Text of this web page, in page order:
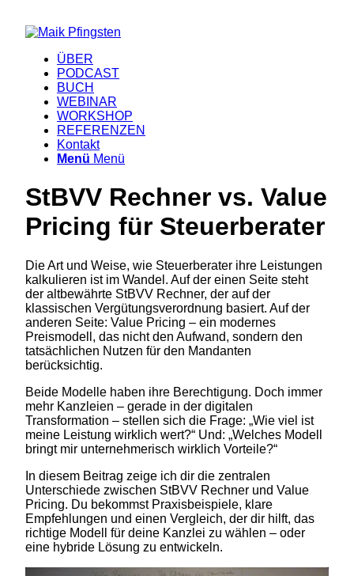
ÜBER
PODCAST
BUCH
WEBINAR
WORKSHOP
REFERENZEN
Kontakt
Menü Menü
StBVV Rechner vs. Value
Pricing für Steuerberater
Die Art und Weise, wie Steuerberater ihre Leistungen
kalkulieren ist im Wandel. Auf der einen Seite steht
der altbewährte StBVV Rechner, der auf der
klassischen Vergütungsverordnung basiert. Auf der
anderen Seite: Value Pricing – ein modernes
Preismodell, das nicht den Aufwand, sondern den
tatsächlichen Nutzen für den Mandanten
berücksichtig.
Beide Modelle haben ihre Berechtigung. Doch immer
mehr Kanzleien – gerade in der digitalen
Transformation – stellen sich die Frage: „Wie viel ist
meine Leistung wirklich wert?“ Und: „Welches Modell
bringt mir unternehmerisch wirklich Vorteile?“
In diesem Beitrag zeige ich dir die zentralen
Unterschiede zwischen StBVV Rechner und Value
Pricing. Du bekommst Praxisbeispiele, klare
Empfehlungen und einen Vergleich, der dir hilft, das
richtige Modell für deine Kanzlei zu wählen – oder
eine hybride Lösung zu entwickeln.